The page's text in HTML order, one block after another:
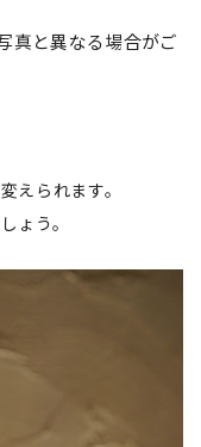
真と異なる場合がご
えられます。
ょう。